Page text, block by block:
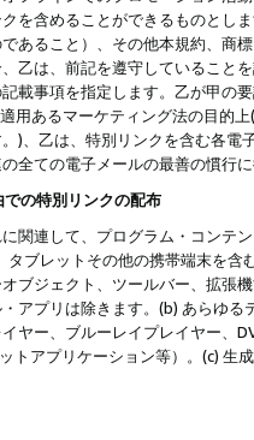
を含めることができるものとし
あること）、その他本規約、商
乙は、前記を遵守していること
載事項を指定します。乙が甲の
用あるマーケティング法の目的
)、乙は、特別リンクを含む各
全ての電子メールの最善の慣行
の特別リンクの配布
関連して、プログラム・コンテ
タブレットその他の携帯端末を
ブジェクト、ツールバー、拡張
アプリは除きます。(b) あらゆ
ヤー、ブルーレイプレイヤー、
トアプリケーション等）。(c)